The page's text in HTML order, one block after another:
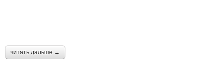
читать дальше →